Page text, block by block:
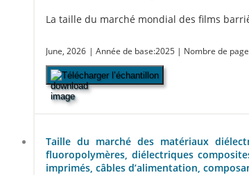
La taille du marché mondial des films
June, 2026 | Année de base:2025 | Nombre de
Télécharger l’échantillon
Taille du marché des matériaux
fluoropolymères, diélectriques
imprimés, câbles d’alimentation,